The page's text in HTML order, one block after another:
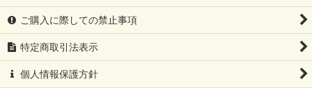
ご購入に際しての禁止事項
特定商取引法表示
個人情報保護方針